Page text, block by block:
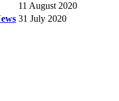
11 August 2020
31 July 2020